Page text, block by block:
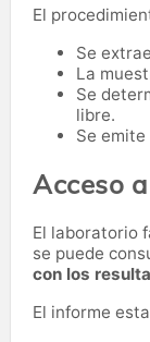
El
Se
La
Se
libre.
Se
Acceso
El laboratorio
se puede
con los
El informe